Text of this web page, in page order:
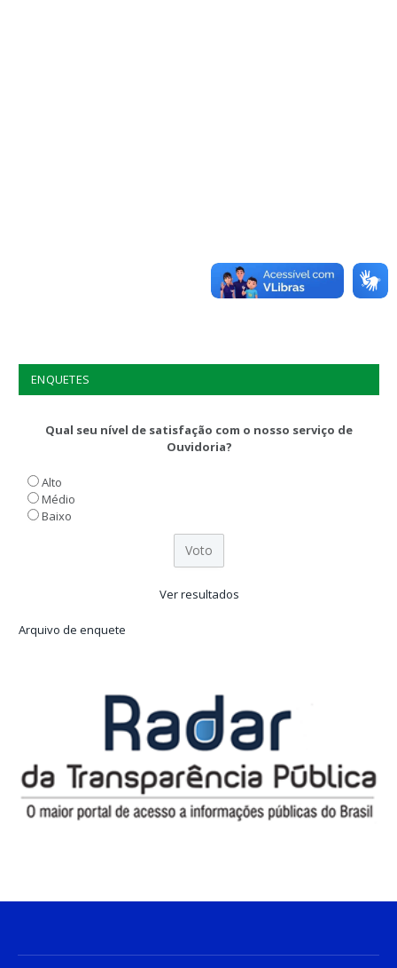
ENQUETES
Qual seu nível de satisfação com o nosso serviço de
Ouvidoria?
Alto
Médio
Baixo
Ver resultados
Arquivo de enquete